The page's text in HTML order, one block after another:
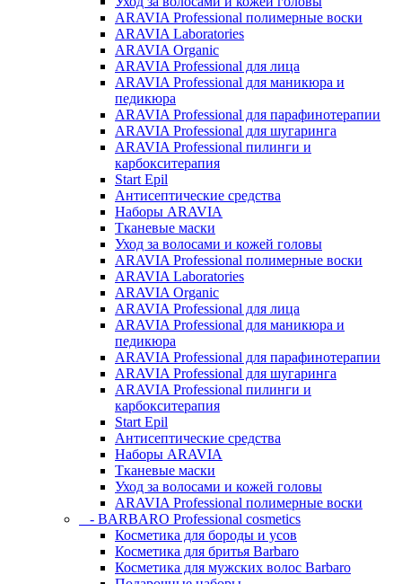
ARAVIA Professional полимерные воски
ARAVIA Laboratories
ARAVIA Organic
ARAVIA Professional для лица
ARAVIA Professional для маникюра и
педикюра
ARAVIA Professional для парафинотерапии
ARAVIA Professional для шугаринга
ARAVIA Professional пилинги и
карбокситерапия
Start Epil
Антисептические средства
Наборы ARAVIA
Тканевые маски
Уход за волосами и кожей головы
ARAVIA Professional полимерные воски
ARAVIA Laboratories
ARAVIA Organic
ARAVIA Professional для лица
ARAVIA Professional для маникюра и
педикюра
ARAVIA Professional для парафинотерапии
ARAVIA Professional для шугаринга
ARAVIA Professional пилинги и
карбокситерапия
Start Epil
Антисептические средства
Наборы ARAVIA
Тканевые маски
Уход за волосами и кожей головы
ARAVIA Professional полимерные воски
- BARBARO Professional cosmetics
Косметика для бороды и усов
Косметика для бритья Barbaro
Косметика для мужских волос Barbaro